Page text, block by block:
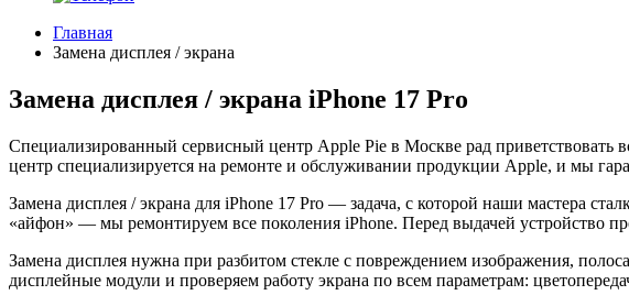
Главная
Замена дисплея / экрана
Замена дисплея / экрана iPhone 17 Pro
Специализированный сервисный центр Apple Pie в Москве рад
центр специализируется на ремонте и обслуживании продукции Apple, и мы
Замена дисплея / экрана для iPhone 17 Pro — задача, с которой наши мастера
«айфон» — мы ремонтируем все поколения iPhone. Перед выдачей устройство
Замена дисплея нужна при разбитом стекле с повреждением изображения,
дисплейные модули и проверяем работу экрана по всем параметрам: